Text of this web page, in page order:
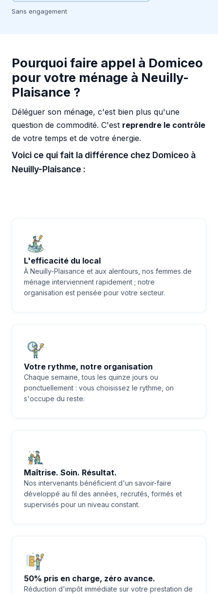
Sans engagement
Pourquoi faire appel à Domiceo
pour votre ménage à Neuilly-
Plaisance ?
Déléguer son ménage, c'est bien plus qu'une
question de commodité. C'est reprendre le contrôle
de votre temps et de votre énergie.
Voici ce qui fait la différence chez Domiceo à
Neuilly-Plaisance :
L'efficacité du local
À Neuilly-Plaisance et aux alentours, nos femmes de
ménage interviennent rapidement ; notre
organisation est pensée pour votre secteur.
Votre rythme, notre organisation
Chaque semaine, tous les quinze jours ou
ponctuellement : vous choisissez le rythme, on
s'occupe du reste.
Maîtrise. Soin. Résultat.
Nos intervenants bénéficient d'un savoir-faire
développé au fil des années, recrutés, formés et
supervisés pour un niveau constant.
50% pris en charge, zéro avance.
Réduction d'impôt immédiate sur votre prestation de